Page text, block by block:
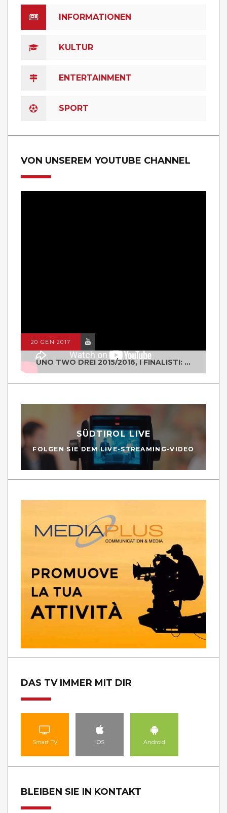
INFORMATIONEN
KULTUR
ENTERTAINMENT
SPORT
VON UNSEREM YOUTUBE CHANNEL
20 GEN 2017
UNO TWO DREI 2015/2016, I FINALISTI: CLASSE IV ALS ISTITUTO "DEGASPERI" BORGO VALSUGANA
SÜDTIROL LIVE
FOLGEN SIE DEM LIVE-STREAMING-VIDEO
DAS TV IMMER MIT DIR
Smart TV IOS Android
BLEIBEN SIE IN KONTAKT